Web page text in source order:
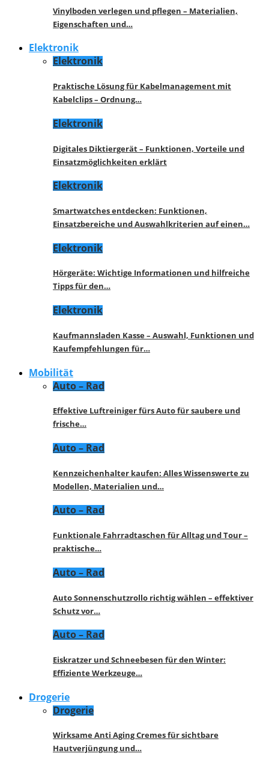
Vinylboden verlegen und pflegen – Materialien,
Eigenschaften und…
Elektronik
Elektronik
Praktische Lösung für Kabelmanagement mit
Kabelclips – Ordnung…
Elektronik
Digitales Diktiergerät – Funktionen, Vorteile und
Einsatzmöglichkeiten erklärt
Elektronik
Smartwatches entdecken: Funktionen,
Einsatzbereiche und Auswahlkriterien auf einen…
Elektronik
Hörgeräte: Wichtige Informationen und hilfreiche
Tipps für den…
Elektronik
Kaufmannsladen Kasse – Auswahl, Funktionen und
Kaufempfehlungen für…
Mobilität
Auto – Rad
Effektive Luftreiniger fürs Auto für saubere und
frische…
Auto – Rad
Kennzeichenhalter kaufen: Alles Wissenswerte zu
Modellen, Materialien und…
Auto – Rad
Funktionale Fahrradtaschen für Alltag und Tour –
praktische…
Auto – Rad
Auto Sonnenschutzrollo richtig wählen – effektiver
Schutz vor…
Auto – Rad
Eiskratzer und Schneebesen für den Winter:
Effiziente Werkzeuge…
Drogerie
Drogerie
Wirksame Anti Aging Cremes für sichtbare
Hautverjüngung und…